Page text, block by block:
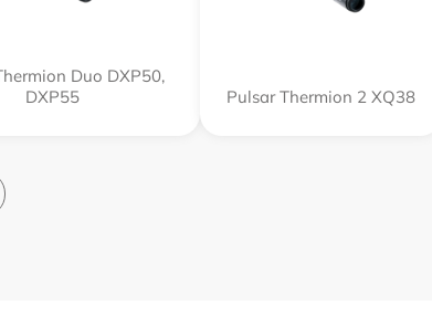
Duo DXP50,
DXP55
Pulsar Thermion 2 XQ38